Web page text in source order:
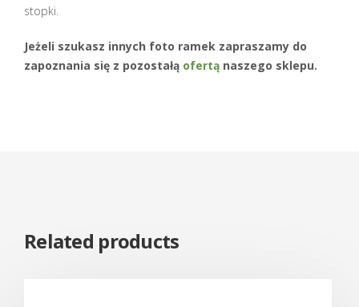
stopki.
Jeżeli szukasz innych foto ramek zapraszamy do
zapoznania się z pozostałą ofertą naszego sklepu.
Related products